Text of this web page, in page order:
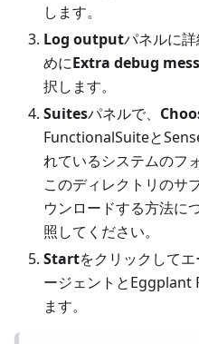
します。
Log outputパネルに
めにExtra debug
択します。
Suitesパネルで、
FunctionalSuiteと
れているシステムのフ
このディレクトリのサ
ウンロードする方法に
照してください。
Startをクリックして
ージェントとEggplant
ます。